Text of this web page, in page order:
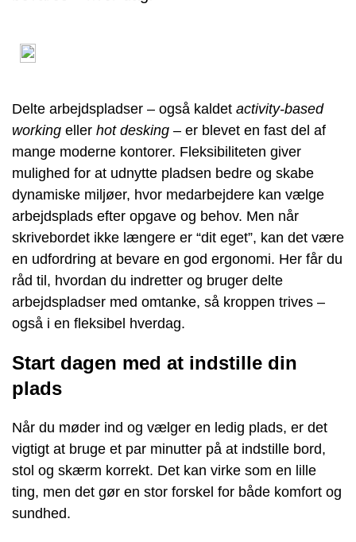
Delte arbejdspladser – også kaldet activity-based
working eller hot desking – er blevet en fast del af
mange moderne kontorer. Fleksibiliteten giver
mulighed for at udnytte pladsen bedre og skabe
dynamiske miljøer, hvor medarbejdere kan vælge
arbejdsplads efter opgave og behov. Men når
skrivebordet ikke længere er “dit eget”, kan det være
en udfordring at bevare en god ergonomi. Her får du
råd til, hvordan du indretter og bruger delte
arbejdspladser med omtanke, så kroppen trives –
også i en fleksibel hverdag.
Start dagen med at indstille din
plads
Når du møder ind og vælger en ledig plads, er det
vigtigt at bruge et par minutter på at indstille bord,
stol og skærm korrekt. Det kan virke som en lille
ting, men det gør en stor forskel for både komfort og
sundhed.